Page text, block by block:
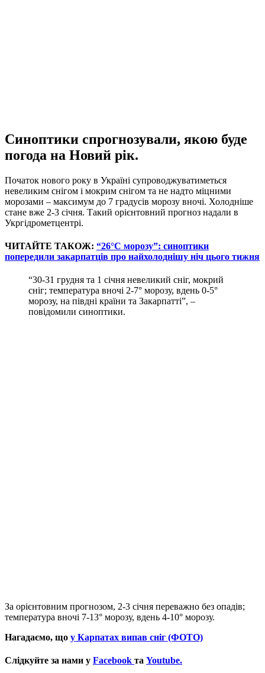
Синоптики спрогнозували, якою буде
погода на Новий рік.
Початок нового року в Україні супроводжуватиметься
невеликим снігом і мокрим снігом та не надто міцними
морозами – максимум до 7 градусів морозу вночі. Холодніше
стане вже 2-3 січня. Такий орієнтовний прогноз надали в
Укргідрометцентрі.
ЧИТАЙТЕ ТАКОЖ: “26°C морозу”: синоптики
попередили закарпатців про найхолоднішу ніч цього тижня
“30-31 грудня та 1 січня невеликий сніг, мокрий
сніг; температура вночі 2-7° морозу, вдень 0-5°
морозу, на півдні країни та Закарпатті”, –
повідомили синоптики.
За орієнтовним прогнозом, 2-3 січня переважно без опадів;
температура вночі 7-13° морозу, вдень 4-10° морозу.
Нагадаємо, що у Карпатах випав сніг (ФОТО)
Слідкуйте за нами у Facebook та Youtube.